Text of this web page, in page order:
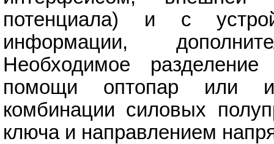
потенциала) и с
информации,
Необходимое
помощи оптопар или
комбинации силовых
ключа и направлением